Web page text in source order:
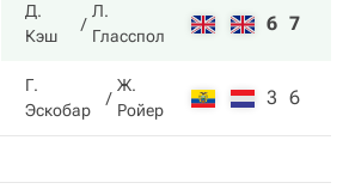
Д.
Кэш
Л.
Гласспол
6 7
Г.
Эскобар
Ж.
Ройер
3 6